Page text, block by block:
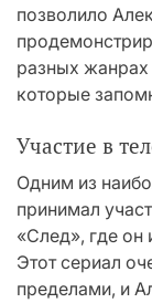
позволило
разных жанрах
которые
Участие в
Одним из
принимал
«След», где он
Этот сериал
пределами, и